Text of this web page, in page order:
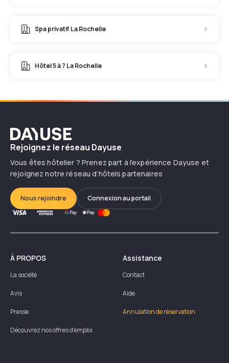
Spa privatif La Rochelle
Hôtel 5 à 7 La Rochelle
Dayuse
Rejoignez le réseau Dayuse
Vous êtes hôtelier ? Prenez part à l’expérience Dayuse et
rejoignez notre réseau d’hôtels partenaires
Nous rejoindre Connexion au portail
À PROPOS
La société
Avis
Presse
Découvrez nos offres d'emploi
Assistance
Contact
Aide
Annulation de réservation